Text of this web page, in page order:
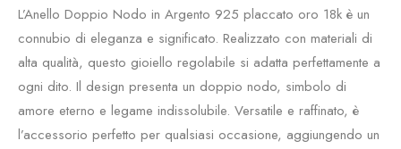
L’Anello Doppio Nodo in Argento 925 placcato oro 18k è un
connubio di eleganza e significato. Realizzato con materiali di
alta qualità, questo gioiello regolabile si adatta perfettamente a
ogni dito. Il design presenta un doppio nodo, simbolo di
amore eterno e legame indissolubile. Versatile e raffinato, è
l’accessorio perfetto per qualsiasi occasione, aggiungendo un